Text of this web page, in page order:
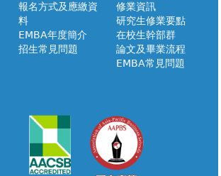
報名方式及應繳資
料
EMBA年度簡介
招生常見問題
修業資訊
研究生修業要點
在校生幹部群
論文及畢業流程
EMBA常見問題